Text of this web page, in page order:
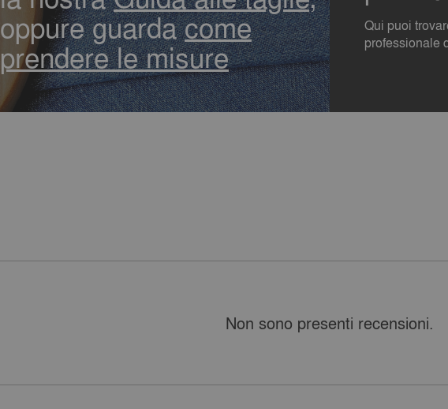
oppure guardacome
prendere le misure
Qui puoi
professionale
Non sono presenti recensioni.